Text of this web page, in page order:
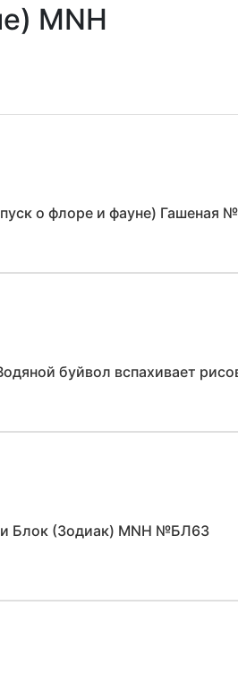
MNH
о флоре и фауне) Гашеная
буйвол вспахивает
Блок (Зодиак) MNH №БЛ63